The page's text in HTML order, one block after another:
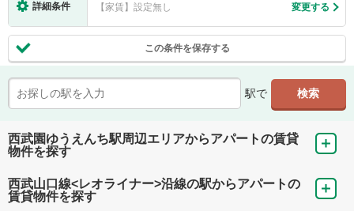
詳細条件 【家賃】設定無し 変更する
この条件を保存する
駅で
西武園ゆうえんち駅周辺エリアからアパートの賃貸
物件を探す
西武山口線<レオライナー>沿線の駅からアパートの
賃貸物件を探す